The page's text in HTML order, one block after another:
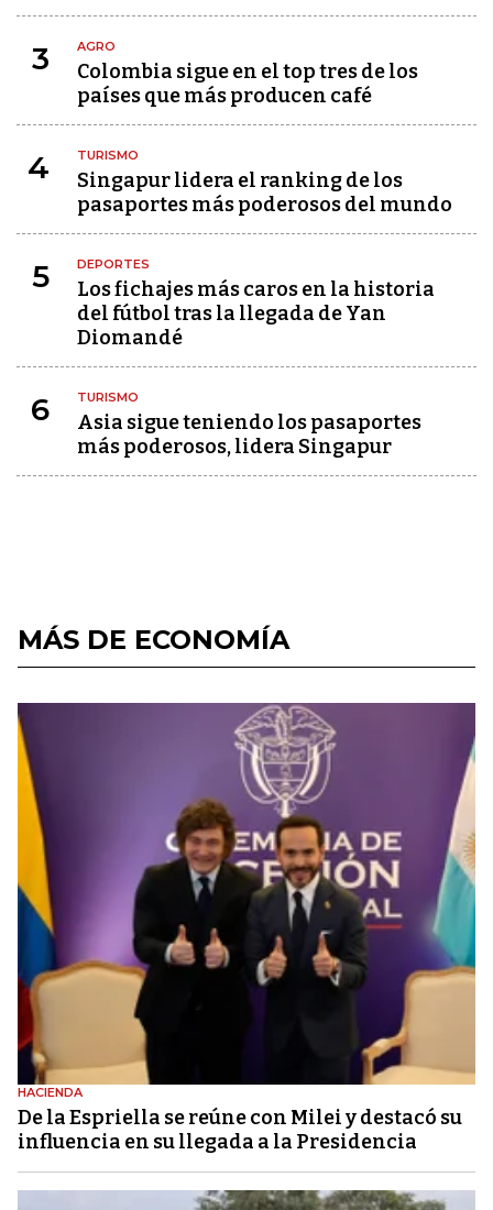
3 AGRO
Colombia sigue en el top tres de los
países que más producen café
4 TURISMO
Singapur lidera el ranking de los
pasaportes más poderosos del mundo
5 DEPORTES
Los fichajes más caros en la historia
del fútbol tras la llegada de Yan
Diomandé
6 TURISMO
Asia sigue teniendo los pasaportes
más poderosos, lidera Singapur
MÁS DE ECONOMÍA
HACIENDA
De la Espriella se reúne con Milei y destacó su
influencia en su llegada a la Presidencia